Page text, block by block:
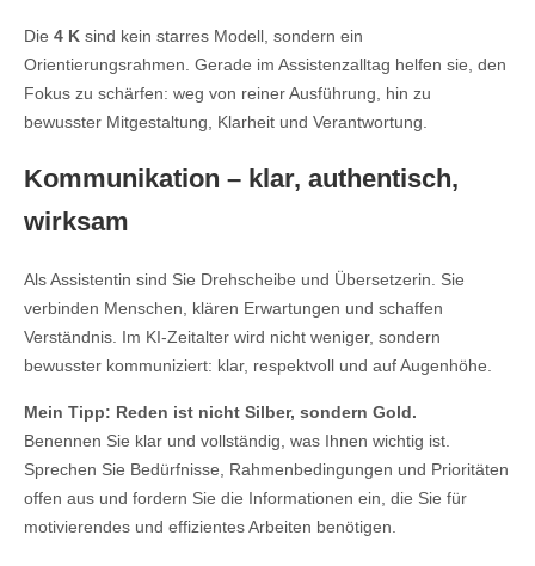
Die 4 K sind kein starres Modell, sondern ein
Orientierungsrahmen. Gerade im Assistenzalltag helfen sie, den
Fokus zu schärfen: weg von reiner Ausführung, hin zu
bewusster Mitgestaltung, Klarheit und Verantwortung.
Kommunikation – klar, authentisch,
wirksam
Als Assistentin sind Sie Drehscheibe und Übersetzerin. Sie
verbinden Menschen, klären Erwartungen und schaffen
Verständnis. Im KI-Zeitalter wird nicht weniger, sondern
bewusster kommuniziert: klar, respektvoll und auf Augenhöhe.
Mein Tipp: Reden ist nicht Silber, sondern Gold.
Benennen Sie klar und vollständig, was Ihnen wichtig ist.
Sprechen Sie Bedürfnisse, Rahmenbedingungen und Prioritäten
offen aus und fordern Sie die Informationen ein, die Sie für
motivierendes und effizientes Arbeiten benötigen.